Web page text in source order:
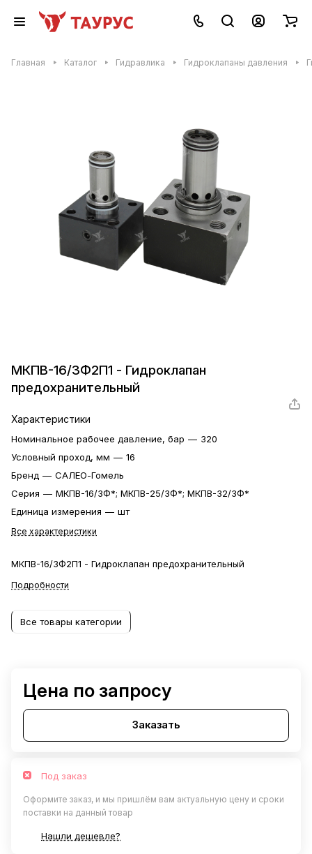
Главная Каталог Гидравлика Гидроклапаны давления
МКПВ-16/3Ф2П1 - Гидроклапан
предохранительный
Характеристики
Номинальное рабочее давление, бар — 320
Условный проход, мм — 16
Бренд — САЛЕО-Гомель
Серия — МКПВ-16/3Ф*; МКПВ-25/3Ф*; МКПВ-32/3Ф*
Единица измерения — шт
Все характеристики
МКПВ-16/3Ф2П1 - Гидроклапан предохранительный
Подробности
Все товары категории
Цена по запросу
Заказать
Под заказ
Оформите заказ, и мы пришлём вам актуальную цену и сроки
поставки на данный товар
Нашли дешевле?